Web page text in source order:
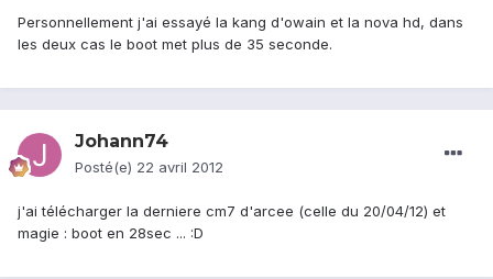
Personnellement j'ai essayé la kang d'owain et la nova hd, dans
les deux cas le boot met plus de 35 seconde.
Johann74
Posté(e) 22 avril 2012
j'ai télécharger la derniere cm7 d'arcee (celle du 20/04/12) et
magie : boot en 28sec ... :D